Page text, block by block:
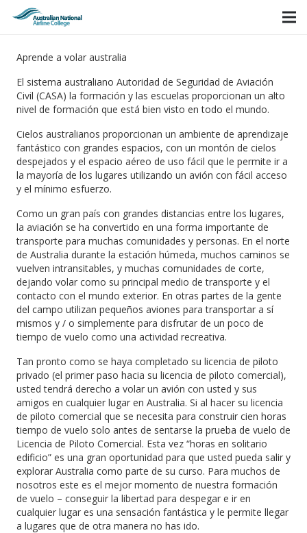
Aprende a volar australia
El sistema australiano Autoridad de Seguridad de Aviación
Civil (CASA) la formación y las escuelas proporcionan un alto
nivel de formación que está bien visto en todo el mundo.
Cielos australianos proporcionan un ambiente de aprendizaje
fantástico con grandes espacios, con un montón de cielos
despejados y el espacio aéreo de uso fácil que le permite ir a
la mayoría de los lugares utilizando un avión con fácil acceso
y el mínimo esfuerzo.
Como un gran país con grandes distancias entre los lugares,
la aviación se ha convertido en una forma importante de
transporte para muchas comunidades y personas. En el norte
de Australia durante la estación húmeda, muchos caminos se
vuelven intransitables, y muchas comunidades de corte,
dejando volar como su principal medio de transporte y el
contacto con el mundo exterior. En otras partes de la gente
del campo utilizan pequeños aviones para transportar a sí
mismos y / o simplemente para disfrutar de un poco de
tiempo de vuelo como una actividad recreativa.
Tan pronto como se haya completado su licencia de piloto
privado (el primer paso hacia su licencia de piloto comercial),
usted tendrá derecho a volar un avión con usted y sus
amigos en cualquier lugar en Australia. Si al hacer su licencia
de piloto comercial que se necesita para construir cien horas
tiempo de vuelo solo antes de sentarse la prueba de vuelo de
Licencia de Piloto Comercial. Esta vez “horas en solitario
edificio” es una gran oportunidad para que usted pueda salir y
explorar Australia como parte de su curso. Para muchos de
nosotros este es el mejor momento de nuestra formación
de vuelo – conseguir la libertad para despegar e ir en
cualquier lugar es una sensación fantástica y le permite llegar
a lugares que de otra manera no has ido.